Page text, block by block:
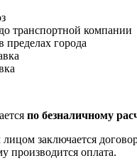
транспортной компании
пределах города
по безналичному
заключается
производится оплата.